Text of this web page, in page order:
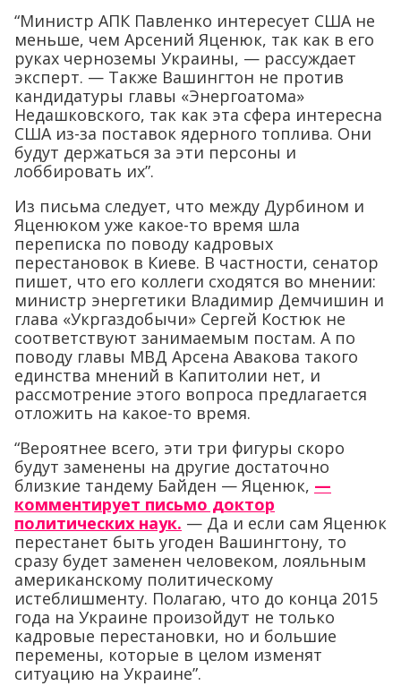
“Министр АПК Павленко интересует США не
меньше, чем Арсений Яценюк, так как в его
руках черноземы Украины, — рассуждает
эксперт. — Также Вашингтон не против
кандидатуры главы «Энергоатома»
Недашковского, так как эта сфера интересна
США из-за поставок ядерного топлива. Они
будут держаться за эти персоны и
лоббировать их”.
Из письма следует, что между Дурбином и
Яценюком уже какое-то время шла
переписка по поводу кадровых
перестановок в Киеве. В частности, сенатор
пишет, что его коллеги сходятся во мнении:
министр энергетики Владимир Демчишин и
глава «Укргаздобычи» Сергей Костюк не
соответствуют занимаемым постам. А по
поводу главы МВД Арсена Авакова такого
единства мнений в Капитолии нет, и
рассмотрение этого вопроса предлагается
отложить на какое-то время.
“Вероятнее всего, эти три фигуры скоро
будут заменены на другие достаточно
близкие тандему Байден — Яценюк, —
комментирует письмо доктор
политических наук. — Да и если сам Яценюк
перестанет быть угоден Вашингтону, то
сразу будет заменен человеком, лояльным
американскому политическому
истеблишменту. Полагаю, что до конца 2015
года на Украине произойдут не только
кадровые перестановки, но и большие
перемены, которые в целом изменят
ситуацию на Украине”.